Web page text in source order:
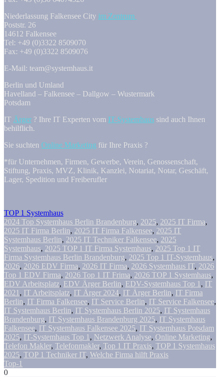
Niederlassung Falkensee City im Zentrum
Poststr. 26
14612 Falkensee
Tel: +49 (0)3322 8509070
Fax: +49 (0)3322 8509076
E-Mail: team@systemhaus.it
Berlin und Umland
Havelland – Falkensee – Dallgow – Wustermark
Potsdam
IT Ärger ? Ihre IT Experten vom IT-Systemhaus sind auch Ihnen
behilflich.
Sie suchten Online Marketing für Ihre Praxis ?
*für Unternehmen, Firmen, Gewerbe, Verein, Genossenschaft,
Stiftung, Praxis, MVZ, Klinik, Kanzlei, Notariat, Notar, Geschäft,
Lager, Spedition und Freiberufler
TOP 1 Systemhaus
2024 Top Systemhaus Berlin Brandenburg, 2025, 2025 IT Firma,
2025 IT Firma Berlin, 2025 IT Firma Falkensee, 2025 IT
Systemhaus Berlin, 2025 IT Techniker Falkensee, 2025
Systemhaus, 2025 TOP 1 IT Firma Systemhaus, 2025 Top 1 IT
Firma Systemhaus Berlin Brandenburg, 2025 Top 1 IT-Systemhaus,
2026, 2026 EDV Firma, 2026 IT Firma, 2026 Systemhaus IT, 2026
Top 1 EDV Firma, 2026 Top 1 IT Frima, 2026 TOP 1 Systemhaus,
EDV Arbeitsplatz, EDV Ärger Berlin, EDV-Systemhaus Top 1 , IT
2021 , IT Arbeitsplatz, IT Ärger 2024, IT Ärger Berlin, IT Firma
Berlin, IT Firma Falkensee, IT Service Berlin, IT Service Falkensee,
IT Systemhaus Berlin, IT Systemhaus Berlin 2025, IT Systemhaus
Brandenburg, IT Systemhaus Brandenburg 2025, IT Systemhaus
Falkensee, IT Systemhaus Falkensee 2025, IT Systemhaus Potsdam
2025, IT-Systemhaus Top 1 , Netzwerk Analyse, Online Marketing,
Telefon Makler, Telefonmakler, Top 1 IT Praxis, TOP 1 Systemhaus
2025, TOP 1 Techniker IT, Welche Firma hilft Praxis
Top-1
0